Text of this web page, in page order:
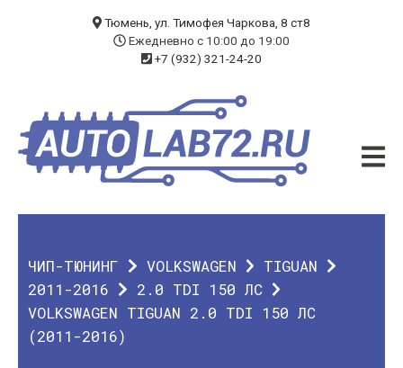
ЧИП-ТЮНИНГ
ДИАГНОСТИКА
О КОМПАНИИ
КОНТАКТЫ
Тюмень, ул. Тимофея Чаркова, 8 ст8
Ежедневно с 10:00 до 19:00
+7 (932) 321-24-20
ЧИП-ТЮНИНГ VOLKSWAGEN
TIGUAN
2011-2016
2.0 TDI 150 ЛС
VOLKSWAGEN TIGUAN 2.0 TDI 150 ЛС
(2011-2016)